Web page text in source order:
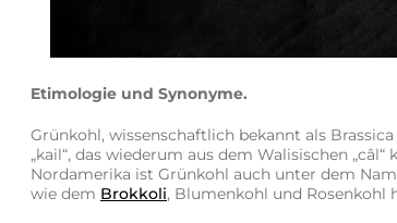
Etimologie und Synonyme.
Grünkohl, wissenschaftlich bekannt als
„kail“, das wiederum aus dem Walisischen
Nordamerika ist Grünkohl auch unter dem
wie dem Brokkoli, Blumenkohl und Rosenkohl